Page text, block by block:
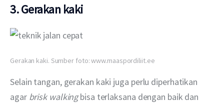
3. Gerakan kaki
Gerakan kaki. Sumber foto: www.maaspordiliit.ee
Selain tangan, gerakan kaki juga perlu diperhatikan
agar brisk walking bisa terlaksana dengan baik dan